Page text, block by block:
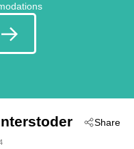
Share